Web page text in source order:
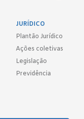
JURÍDICO
Plantão Jurídico
Ações coletivas
Legislação
Previdência